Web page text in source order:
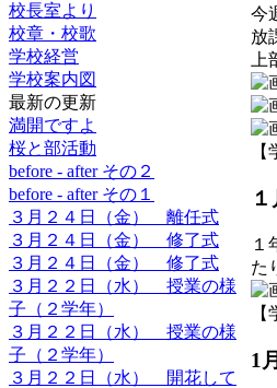
校長室より
校章・校歌
学校経営
学校案内図
最新の更新
満開ですよ
桜と部活動
before - after その２
before - after その１
３月２４日（金） 離任式
３月２４日（金） 修了式
３月２４日（金） 修了式
３月２２日（水） 授業の様
子（２学年）
３月２２日（水） 授業の様
子（２学年）
３月２２日（水） 開花して
今
放
上
１
た
1